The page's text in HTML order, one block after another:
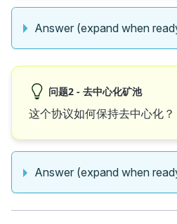
Answer (expand when
问题2 - 去中心化矿池
这个协议如何保持去中心化？
Answer (expand when